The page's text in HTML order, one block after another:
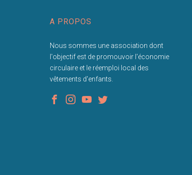
A PROPOS
Nous sommes une association dont
l'objectif est de promouvoir l'économie
circulaire et le réemploi local des
vêtements d'enfants.